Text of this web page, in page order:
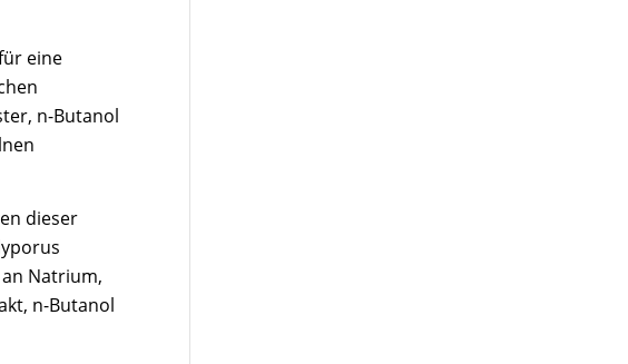
eine
n-Butanol
dieser
Natrium,
n-Butanol